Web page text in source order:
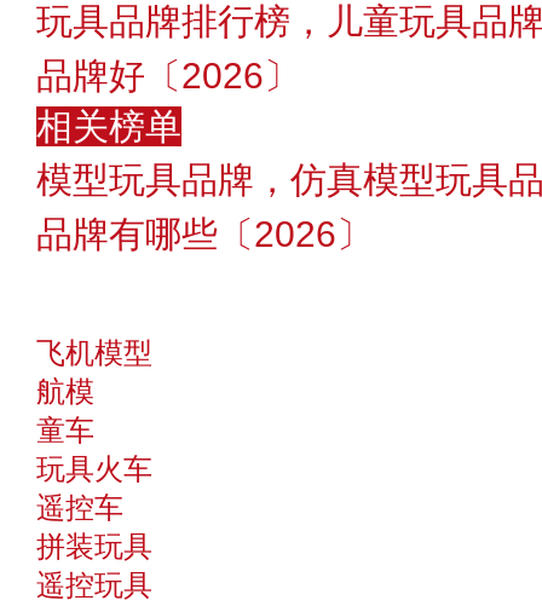
玩具品牌排行榜，儿童玩具品
品牌好〔2026〕
相关榜单
模型玩具品牌，仿真模型玩具
品牌有哪些〔2026〕
飞机模型
航模
童车
玩具火车
遥控车
拼装玩具
遥控玩具